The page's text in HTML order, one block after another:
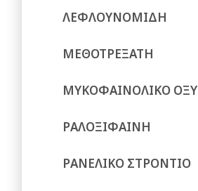
ΛΕΦΛΟΥΝΟΜΙΔΗ
ΜΕΘΟΤΡΕΞΑΤΗ
ΜΥΚΟΦΑΙΝΟΛΙΚΟ ΟΞΥ
ΡΑΛΟΞΙΦΑΙΝΗ
ΡΑΝΕΛΙΚΟ ΣΤΡΟΝΤΙΟ